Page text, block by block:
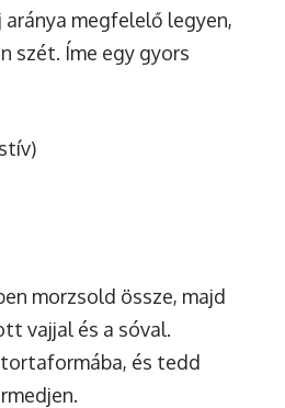
aránya megfelelő legyen,
szét. Íme egy gyors
morzsold össze, majd
vajjal és a sóval.
és tedd